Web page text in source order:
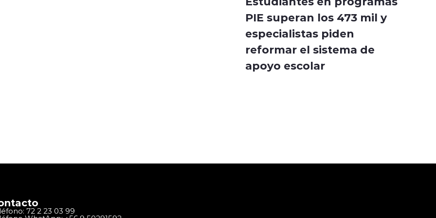
PIE superan los 473 mil y
especialistas piden
reformar el sistema de
apoyo escolar
72 2 23 03 99